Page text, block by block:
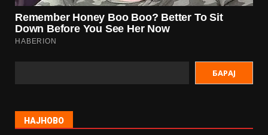
БАРАЈ
НАЈНОВО